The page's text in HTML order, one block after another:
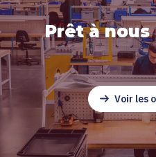
Prêt à nous
Voir les